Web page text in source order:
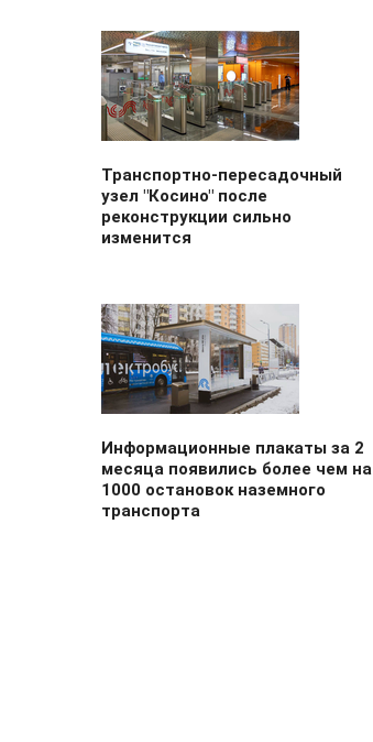
Транспортно-пересадочный
узел "Косино" после
реконструкции сильно
изменится
Информационные плакаты за 2
месяца появились более чем на
1000 остановок наземного
транспорта